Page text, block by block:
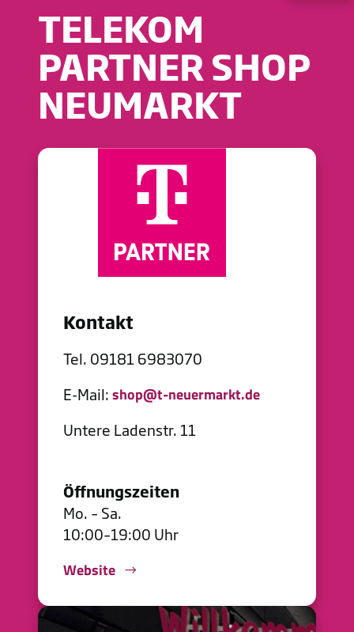
TELEKOM
PARTNER SHOP
NEUMARKT
Kontakt
Tel. 09181 6983070
E-Mail:shop@t-neuermarkt.de
Untere Ladenstr. 11
Öffnungszeiten
Mo. – Sa.
10:00–19:00 Uhr
Website